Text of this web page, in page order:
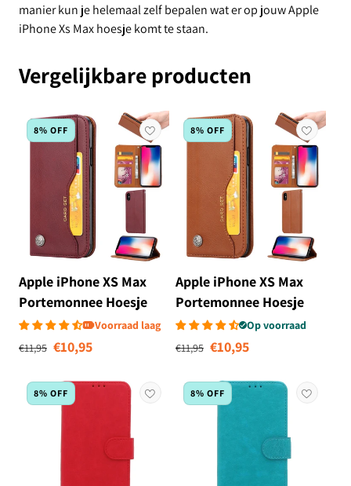
manier kun je helemaal zelf bepalen wat er op jouw Apple
iPhone Xs Max hoesje komt te staan.
Vergelijkbare producten
8% OFF
Apple iPhone XS Max
Portemonnee Hoesje
Pasjeshouder Bordeaux
Voorraad laag
Normale prijs
€11,95 Aanbiedingsprijs
€10,95
8% OFF
Apple iPhone XS Max
Portemonnee Hoesje
Pasjeshouder Bruin
Op voorraad
Normale prijs
€11,95 Aanbiedingsprijs
€10,95
8% OFF 8% OFF